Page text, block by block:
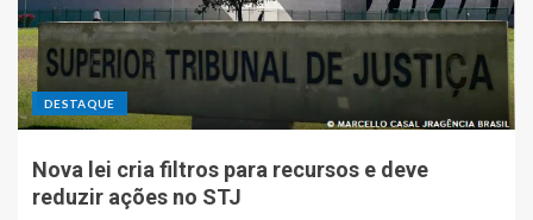
DESTAQUE
Nova lei cria filtros para recursos e deve
reduzir ações no STJ